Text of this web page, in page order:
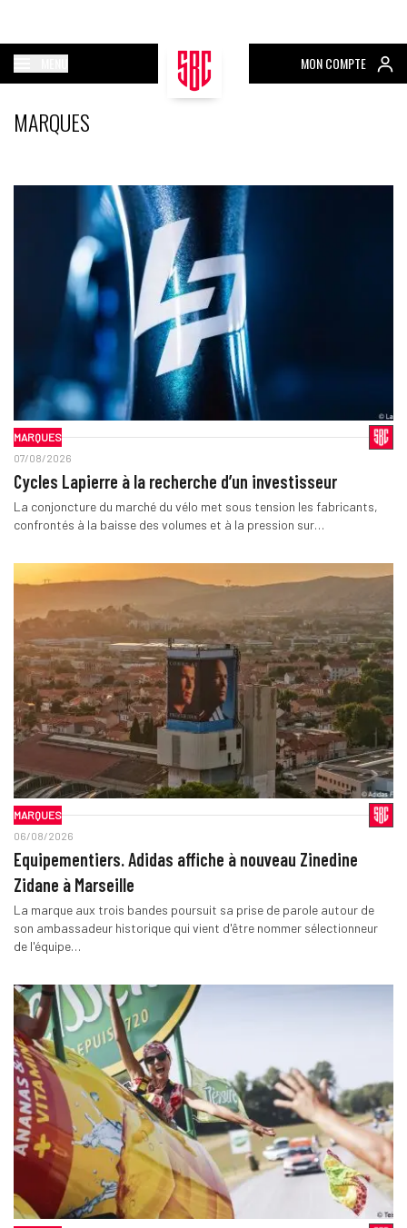
MON COMPTE
MARQUES
MARQUES
07/08/2026
Cycles Lapierre à la recherche d’un investisseur
La conjoncture du marché du vélo met sous tension les fabricants,
confrontés à la baisse des volumes et à la pression sur…
MARQUES
06/08/2026
Equipementiers. Adidas affiche à nouveau Zinedine
Zidane à Marseille
La marque aux trois bandes poursuit sa prise de parole autour de
son ambassadeur historique qui vient d'être nommer sélectionneur
de l'équipe…